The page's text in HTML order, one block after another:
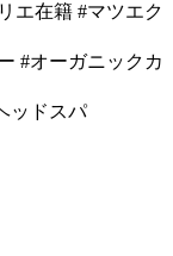
エ在籍 #マツエク
#オーガニックカ
ッドスパ